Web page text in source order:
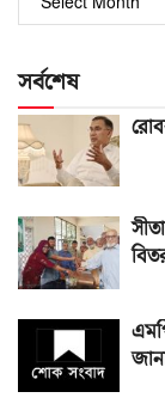
সংখ্যা
সর্বশেষ